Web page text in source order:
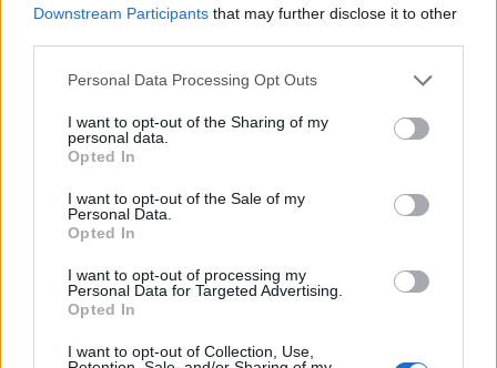
Downstream Participants that may further disclose it to other
Please note that this website/app uses one or more Google
not limited to your visit or usage behaviour. You may click to
grant or deny consent to Google and its third-party tags to
use your data for below specified purposes in below Google
consent section.
Personal Data Processing Opt Outs
I want to opt-out of the Sharing of my
personal data.
Opted In
I want to opt-out of the Sale of my
Personal Data.
Opted In
I want to opt-out of processing my
Personal Data for Targeted Advertising.
Opted In
I want to opt-out of Collection, Use,
EXIT EDEN - Januárban érkezik a
Jurancsik Eszter•2023. október 26.
Az Exit Eden nevet viselő formáció négy gyönyörű és
tehetséges énekesnőből állt össze még 2017-ben:
Amanda Somerville, akit olyan projektek kapcsán
ismerhetünk, mint a Kiske/Somerville, a Trillium
vagy a HDK, maga mellé vette a Visions of Atlantis
frontlányát, Clémentine Delauney-t, a Phantom…